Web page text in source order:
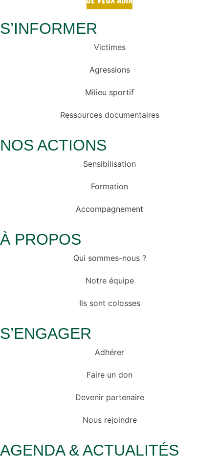
S’INFORMER
Victimes
Agressions
Milieu sportif
Ressources documentaires
NOS ACTIONS
Sensibilisation
Formation
Accompagnement
À PROPOS
Qui sommes-nous ?
Notre équipe
Ils sont colosses
S’ENGAGER
Adhérer
Faire un don
Devenir partenaire
Nous rejoindre
AGENDA & ACTUALITÉS